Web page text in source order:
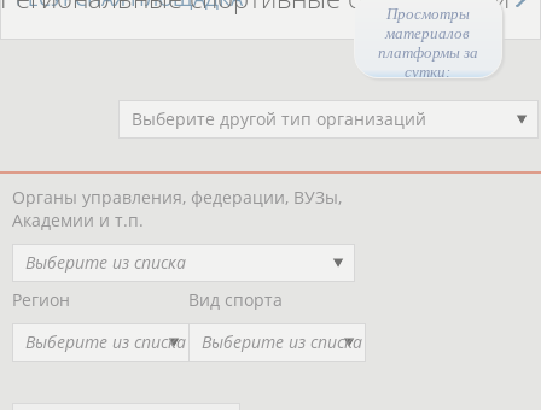
Просмотры
материалов
платформы за
сутки:
Выберите другой тип организаций
Органы управления, федерации, ВУЗы,
Академии и т.п.
Выберите из списка
Регион
Выберите из списка
Вид спорта
Выберите из списка